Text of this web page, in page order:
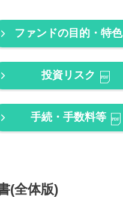
ファンドの目的・特色
投資リスク
手続・手数料等
(全体版)